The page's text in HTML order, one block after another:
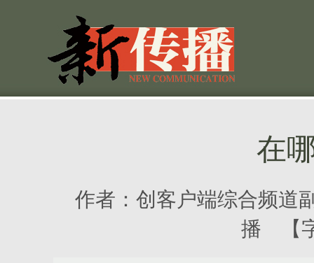
在
作者： 创客户端综合频道
播 【